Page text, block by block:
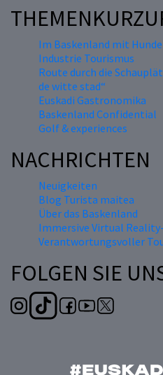
Im Baskenland mit
Industrie Tourismus
Route durch die
de witte stad“
Euskadi Gastronomika
Baskenland Confidential
Golf & experiences
NACHRICHTEN
Neuigkeiten
Blog Turista maitea
Über das Baskenland
Immersive Virtual
Verantwortungsvoller
FOLGEN SIE